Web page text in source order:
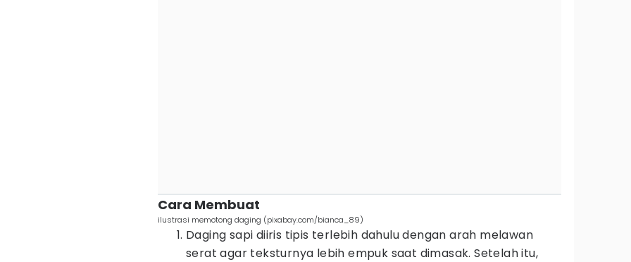
Cara Membuat
ilustrasi memotong daging (pixabay.com/bianca_89)
Daging sapi diiris tipis terlebih dahulu dengan arah melawan
serat agar teksturnya lebih empuk saat dimasak. Setelah itu,